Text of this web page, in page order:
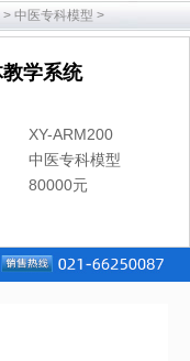
> 中医专科模型 >
学系统
XY-ARM200
中医专科模型
80000元